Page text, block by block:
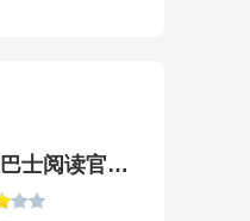
宝宝巴士阅读官方版